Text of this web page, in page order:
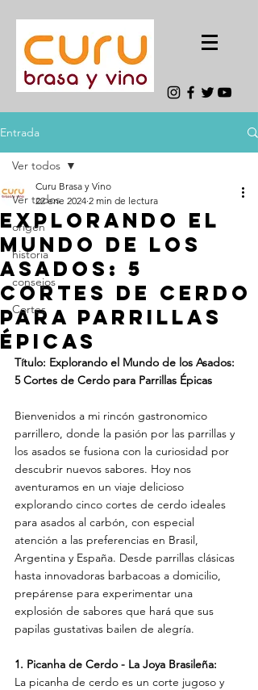
Entrada
Ver todos
origen
historia
consejos
Cortes
Ver todos
Explorando el
Mundo de los
Asados: 5
Cortes de Cerdo
para Parrillas
Épicas
Curu Brasa y Vino
22 ene 2024 2 min de lectura
Título: Explorando el Mundo de los Asados:
5 Cortes de Cerdo para Parrillas Épicas
Bienvenidos a mi rincón gastronomico
parrillero, donde la pasión por las parrillas y
los asados se fusiona con la curiosidad por
descubrir nuevos sabores. Hoy nos
aventuramos en un viaje delicioso
explorando cinco cortes de cerdo ideales
para asados al carbón, con especial
atención a las preferencias en Brasil,
Argentina y España. Desde parrillas clásicas
hasta innovadoras barbacoas a domicilio,
prepárense para experimentar una
explosión de sabores que hará que sus
papilas gustativas bailen de alegría.
1. Picanha de Cerdo - La Joya Brasileña:
La picanha de cerdo es un corte jugoso y